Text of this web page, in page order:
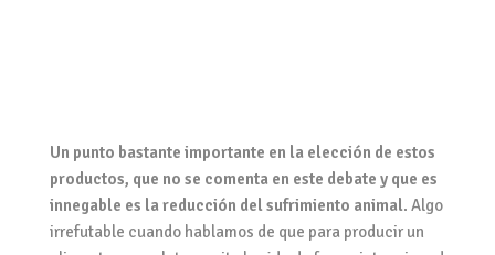
Un punto bastante importante en la elección de estos
productos, que no se comenta en este debate y que es
innegable es la reducción del sufrimiento animal. Algo
irrefutable cuando hablamos de que para producir un